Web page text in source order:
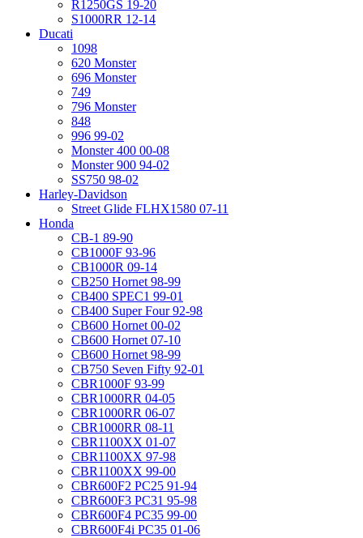
R1250GS 19-20
S1000RR 12-14
Ducati
1098
620 Monster
696 Monster
749
796 Monster
848
996 99-02
Monster 400 00-08
Monster 900 94-02
SS750 98-02
Harley-Davidson
Street Glide FLHX1580 07-11
Honda
CB-1 89-90
CB1000F 93-96
CB1000R 09-14
CB250 Hornet 98-99
CB400 SPEC1 99-01
CB400 Super Four 92-98
CB600 Hornet 00-02
CB600 Hornet 07-10
CB600 Hornet 98-99
CB750 Seven Fifty 92-01
CBR1000F 93-99
CBR1000RR 04-05
CBR1000RR 06-07
CBR1000RR 08-11
CBR1100XX 01-07
CBR1100XX 97-98
CBR1100XX 99-00
CBR600F2 PC25 91-94
CBR600F3 PC31 95-98
CBR600F4 PC35 99-00
CBR600F4i PC35 01-06